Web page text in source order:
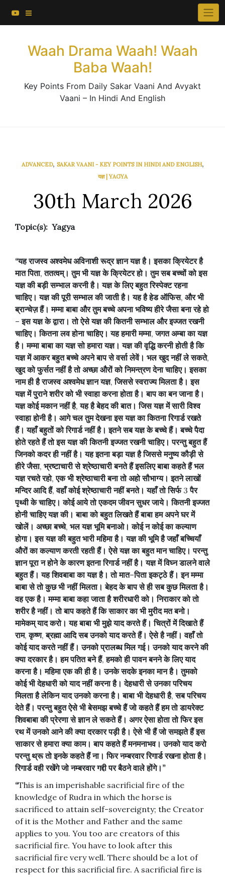
Waah Drama Waah! Waah
Baba Waah!
Key Points From Daily Sakar Vaani And Avyakt
Vaani – In Hindi And English
ADVANCED, SAKAR VAANI - KEY POINTS IN HINDI AND ENGLISH,
यज्ञ | YAGYA
30th March 2026
Topic(s): Yagya
“यह राजस्व अश्वमेध अविनाशी रूद्र ज्ञान यज्ञ है। इसका क्रियेटर है
मात पिता,ततत्वम्। तुम भी यज्ञ के क्रियेटर हो। तुम सब बच्चों को इस
यज्ञ की बड़ी सम्भाल करनी है। यज्ञ के लिए बहुत रिस्पेक्ट रहना
चाहिए। यज्ञ की पूरी सम्भाल की जाती है। यह है हेड ऑफिस, और भी
ब्रान्चेज़ हैं। मम्मा बाबा और तुम बच्चे अपना भविष्य हीरे जैसा बना रहे हो
–इस यज्ञ के द्वारा। तो ऐसे यज्ञ की कितनी सम्भाल और इज्जत रखनी
चाहिए। कितना लव होना चाहिए। यह हमारी मम्मा,जगत अम्बा का यज्ञ
है। मम्मा बाबा का यज्ञ सो हमारा यज्ञ। यज्ञ की वृद्धि करनी होती है कि
यज्ञ में आकर बहुत बच्चे अपने बाप से वर्सा लेवें। भल खुद नहीं ले सकते,
खुद को फुर्सत नहीं है तो अच्छा औरों को निमन्त्रण देना चाहिए। इसका
नाम ही है राजस्व अश्वमेध ज्ञान यज्ञ,जिससे स्वराज्य मिलता है। इस
यज्ञ में पुराने शरीर को भी स्वाहा करना होता है। बाप का बन जाना है।
यज्ञ कोई मकान नहीं है,यह है बेहद की बात। जिस यज्ञ में सारी विश्व
स्वाहा होनी है। आगे चल तुम देखना इस यज्ञ का कितना रिगार्ड रखते
हैं। यहाँ बहुतों को रिगार्ड नहीं है। इतने सब यज्ञ के बच्चे हैं। बच्चे पैदा
होते रहते हैं तो इस यज्ञ की कितनी इज्जत रखनी चाहिए। परन्तु बहुत हैं
जिनको कदर ही नहीं है। यह इतना बड़ा यज्ञ है जिससे मनुष्य कौड़ी से
हीरे जैसा, भ्रष्टाचारी से श्रेष्ठाचारी बनते हैं इसलिए बाबा कहते हैं भल
यज्ञ रचते रहो,एक भी श्रेष्ठाचारी बना तो अहो सौभाग्य। इतने लाखों
मन्दिर आदि हैं,वहाँ कोई श्रेष्ठाचारी नहीं बनते। यहाँ तो सिर्फ3पैर
पृथ्वी के चाहिए। कोई आये तो एकदम जीवन सुधर जाये। कितनी इज्जत
होनी चाहिए यज्ञ की। बाबा को बहुत लिखते हैं बाबा हम अपने घर में
खोलें। अच्छा बच्चे, भल यज्ञ भूमि बनाओ। कोई न कोई का कल्याण
होगा। इस यज्ञ की बहुत भारी महिमा है। यज्ञ की भूमि है जहाँ बच्चियाँ
औरों का कल्याण करती रहती हैं। ऐसे यज्ञ का बहुत मान चाहिए। परन्तु
ज्ञान पूरा न होने के कारण इतना रिगार्ड नहीं है। यज्ञ में विघ्न डालने वाले
बहुत हैं। यह शिवबाबा का यज्ञ है। तो मात–पिता इकट्ठे हैं। इन मम्मा
बाबा से तो कुछ भी नहीं मिलता। बेहद के बाप से ही सब कुछ मिलता है।
वह एक है। मम्मा बाबा कहा जाता है शरीरधारी को। निराकार को तो
शरीर है नहीं। तो बाप कहते हैं कि साकार का भी मुरीद मत बनो।
मामेकम् याद करो। यह बाबा भी मुझे याद करते हैं। चित्रों में दिखाते हैं
राम,कृष्ण,ब्रह्मा आदि सब उनको याद करते हैं। ऐसे है नहीं। वहाँ तो
कोई याद करते नहीं हैं। उनको प्रालब्ध मिल गई। उनको याद करने की
क्या दरकार है। हम पतित बने हैं,हमको ही पावन बनने के लिए याद
करना है। महिमा एक की ही है। उनके सदके इनका मान है। तुमको
कोई भी देहधारी को याद नहीं करना है। देहधारी से उनका परिचय
मिलता है लेकिन याद उनको करना है। बाबा भी देहधारी है,सब परिचय
देते हैं। परन्तु बहुत ऐसे भी बेसमझ बच्चे हैं जो कहते हैं हम तो डायरेक्ट
शिवबाबा की प्रेरणा से ज्ञान ले सकते हैं। अगर ऐसा होता तो फिर इस
रथ में उनको आने की क्या दरकार पड़ी है। ऐसे भी हैं जो समझते हैं इस
साकार से हमारा क्या काम। बाप कहते हैं मनमनाभव। उनको याद करो
परन्तु थ्रू तो इनके कहते हैं ना। फिर नम्बरवार रिगार्ड रखना होता है।
रिगार्ड वही रखेंगे जो नम्बरवार गद्दी पर बैठने वाले होंगे।”
“This is an imperishable sacrificial fire of the
knowledge of Rudra in which the horse is
sacrificed to attain self-sovereignty; the Creator
of it is the Mother and Father and the same
applies to you. You too are creators of this
sacrificial fire. You have to look after this
sacrificial fire very well. There should be a lot of
respect for this sacrificial fire. A sacrificial fire is
×